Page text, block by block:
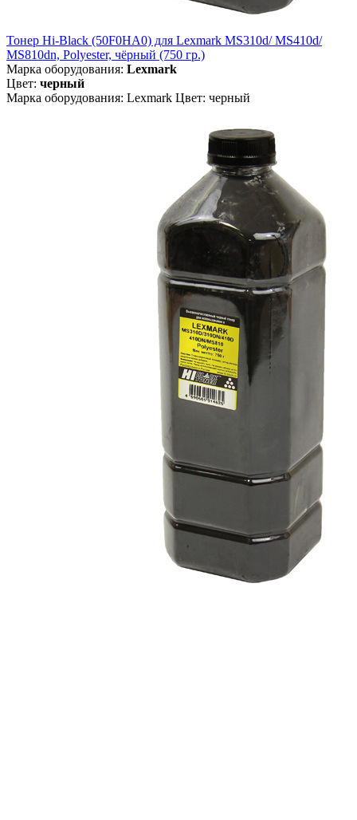
Тонер Hi-Black (50F0HA0) для Lexmark MS310d/ MS410d/
MS810dn, Polyester, чёрный (750 гр.)
Марка оборудования: Lexmark
Цвет: черный
Марка оборудования: Lexmark Цвет: черный